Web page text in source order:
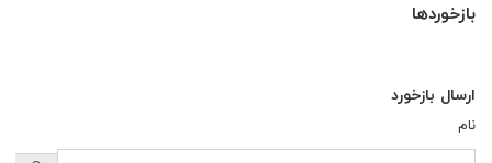
بازخوردها
ارسال بازخورد
نام